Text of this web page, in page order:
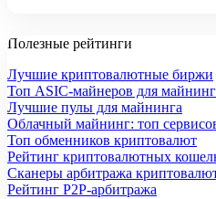
Полезные рейтинги
Лучшие криптовалютные биржи
Топ ASIC-майнеров для
Лучшие пулы для майнинга
Облачный майнинг: топ
Топ обменников криптовалют
Рейтинг криптовалютных
Сканеры арбитража
Рейтинг P2P-арбитража